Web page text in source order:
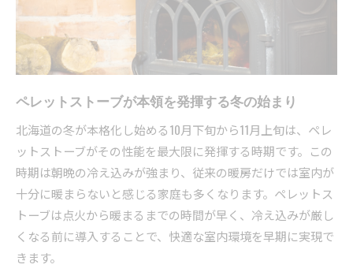
光熱費が気になる方必見のペレットストーブ活
ペレットストーブ導入が家計管理にもたらす安
心感
厳寒を快適に過ごすならペレットストーブという選
択
寒冷地でも暖かいペレットストーブの快適性
ペレットストーブで冬の暮らしが豊かになる理
由
家族の団らんを守るペレットストーブの暖房力
厳しい寒さも安心なペレットストーブの工夫
ペレットストーブが本領を発揮する冬の始まり
北海道の冬が本格化し始める10月下旬から11月上旬は、ペレ
ットストーブがその性能を最大限に発揮する時期です。この
時期は朝晩の冷え込みが強まり、従来の暖房だけでは室内が
十分に暖まらないと感じる家庭も多くなります。ペレットス
トーブは点火から暖まるまでの時間が早く、冷え込みが厳し
くなる前に導入することで、快適な室内環境を早期に実現で
きます。